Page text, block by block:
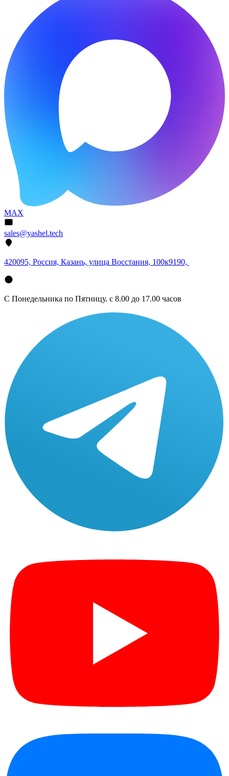
MAX
sales@yashel.tech
420095, Россия, Казань, улица Восстания, 100к9190,
С Понедельника по Пятницу. с 8.00 до 17.00 часов